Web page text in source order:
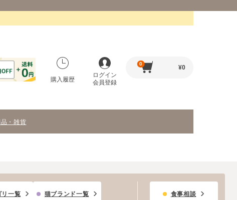
購入履歴
ログイン
会員登録
0
¥0
品・雑貨
リ一覧 猫ブランド一覧 食事相談